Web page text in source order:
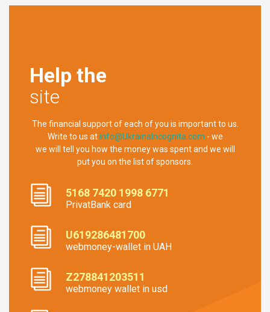
Help the
site
The financial support of each of you is important to us.
Write to us atinfo@UkrainaIncognita.com - we
we will tell you how the money was spent and we will
put you on the list of sponsors.
5168 7420 1998 6771
PrivatBank card
U619286481700
webmoney-wallet in UAH
Z278841203511
webmoney wallet in usd